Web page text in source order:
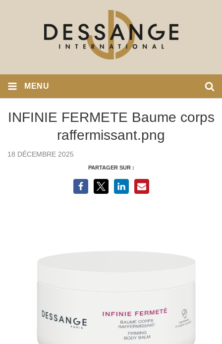
MENU
INFINIE FERMETE Baume corps
raffermissant.png
18 DÉCEMBRE 2025
PARTAGER SUR :